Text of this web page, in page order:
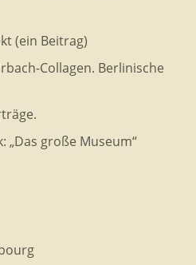
(ein Beitrag)
Collagen. Berlinische
„Das große Museum“